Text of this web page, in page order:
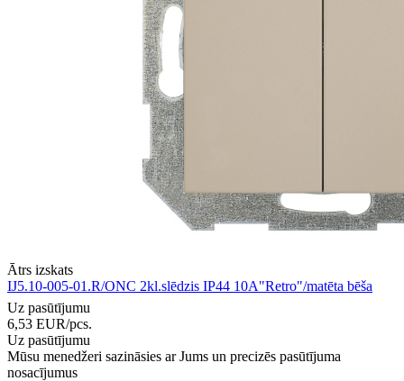
Ātrs izskats
IJ5.10-005-01.R/ONC 2kl.slēdzis IP44 10A"Retro"/matēta bēša
Uz pasūtījumu
6,53 EUR/pcs.
Uz pasūtījumu
Mūsu menedžeri sazināsies ar Jums un precizēs pasūtījuma
nosacījumus